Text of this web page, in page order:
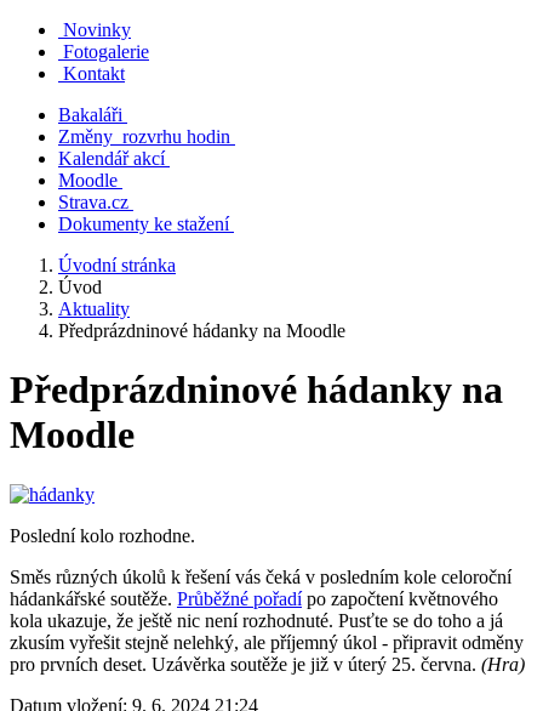
Novinky
Fotogalerie
Kontakt
Bakaláři
Změny rozvrhu hodin
Kalendář akcí
Moodle
Strava.cz
Dokumenty ke stažení
Úvodní stránka
Úvod
Aktuality
Předprázdninové hádanky na Moodle
Předprázdninové hádanky na
Moodle
Poslední kolo rozhodne.
Směs různých úkolů k řešení vás čeká v posledním kole celoroční
hádankářské soutěže. Průběžné pořadípo započtení květnového
kola ukazuje, že ještě nic není rozhodnuté. Pusťte se do toho a já
zkusím vyřešit stejně nelehký, ale příjemný úkol - připravit odměny
pro prvních deset. Uzávěrka soutěže je již v úterý 25. června. (Hra)
Datum vložení: 9. 6. 2024 21:24